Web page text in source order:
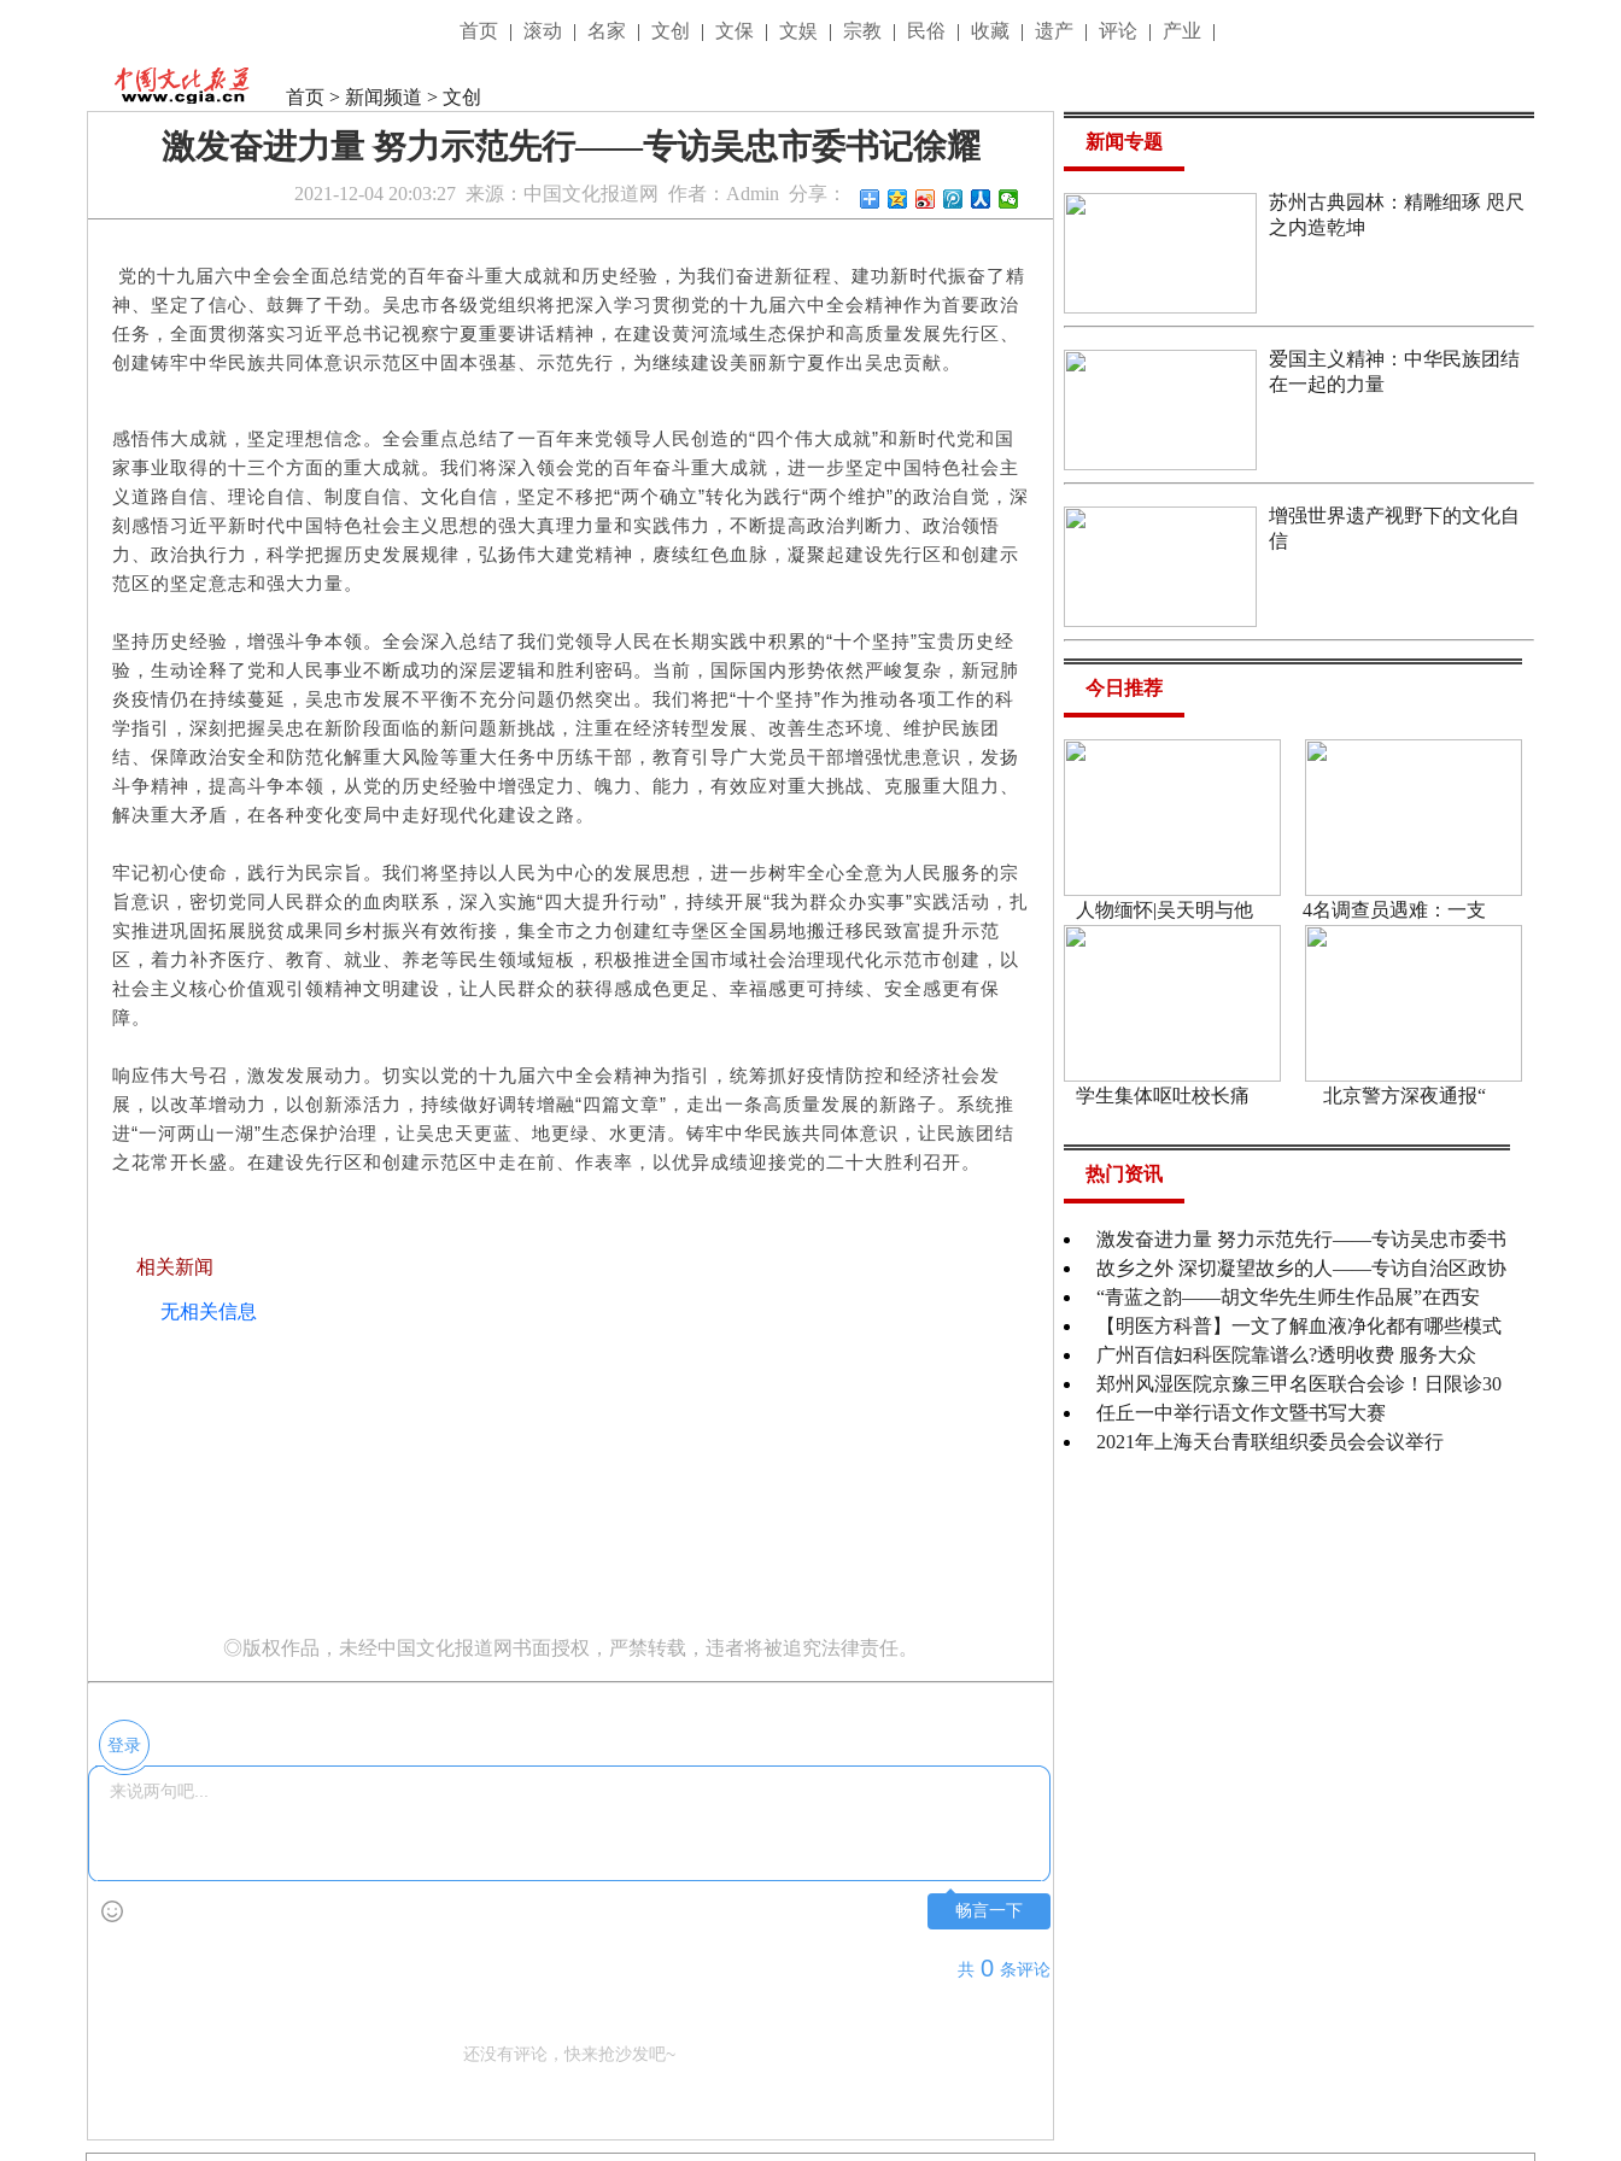
首页 | 滚动 | 名家 | 文创 | 文保 | 文娱 | 宗教 | 民俗 | 收藏 | 遗产 | 评论 | 产业 |
首页 > 新闻频道 > 文创
激发奋进力量 努力示范先行——专访吴忠市委书记徐耀
2021-12-04 20:03:27 来源： 中国文化报道网 作者： Admin 分享：
党的十九届六中全会全面总结党的百年奋斗重大成就和历史经验，为我们奋进新征程、建功新时代振奋了精
神、坚定了信心、鼓舞了干劲。吴忠市各级党组织将把深入学习贯彻党的十九届六中全会精神作为首要政治
任务，全面贯彻落实习近平总书记视察宁夏重要讲话精神，在建设黄河流域生态保护和高质量发展先行区、
创建铸牢中华民族共同体意识示范区中固本强基、示范先行，为继续建设美丽新宁夏作出吴忠贡献。
感悟伟大成就，坚定理想信念。全会重点总结了一百年来党领导人民创造的“四个伟大成就”和新时代党和国
家事业取得的十三个方面的重大成就。我们将深入领会党的百年奋斗重大成就，进一步坚定中国特色社会主
义道路自信、理论自信、制度自信、文化自信，坚定不移把“两个确立”转化为践行“两个维护”的政治自觉，深
刻感悟习近平新时代中国特色社会主义思想的强大真理力量和实践伟力，不断提高政治判断力、政治领悟
力、政治执行力，科学把握历史发展规律，弘扬伟大建党精神，赓续红色血脉，凝聚起建设先行区和创建示
范区的坚定意志和强大力量。
坚持历史经验，增强斗争本领。全会深入总结了我们党领导人民在长期实践中积累的“十个坚持”宝贵历史经
验，生动诠释了党和人民事业不断成功的深层逻辑和胜利密码。当前，国际国内形势依然严峻复杂，新冠肺
炎疫情仍在持续蔓延，吴忠市发展不平衡不充分问题仍然突出。我们将把“十个坚持”作为推动各项工作的科
学指引，深刻把握吴忠在新阶段面临的新问题新挑战，注重在经济转型发展、改善生态环境、维护民族团
结、保障政治安全和防范化解重大风险等重大任务中历练干部，教育引导广大党员干部增强忧患意识，发扬
斗争精神，提高斗争本领，从党的历史经验中增强定力、魄力、能力，有效应对重大挑战、克服重大阻力、
解决重大矛盾，在各种变化变局中走好现代化建设之路。
牢记初心使命，践行为民宗旨。我们将坚持以人民为中心的发展思想，进一步树牢全心全意为人民服务的宗
旨意识，密切党同人民群众的血肉联系，深入实施“四大提升行动”，持续开展“我为群众办实事”实践活动，扎
实推进巩固拓展脱贫成果同乡村振兴有效衔接，集全市之力创建红寺堡区全国易地搬迁移民致富提升示范
区，着力补齐医疗、教育、就业、养老等民生领域短板，积极推进全国市域社会治理现代化示范市创建，以
社会主义核心价值观引领精神文明建设，让人民群众的获得感成色更足、幸福感更可持续、安全感更有保
障。
响应伟大号召，激发发展动力。切实以党的十九届六中全会精神为指引，统筹抓好疫情防控和经济社会发
展，以改革增动力，以创新添活力，持续做好调转增融“四篇文章”，走出一条高质量发展的新路子。系统推
进“一河两山一湖”生态保护治理，让吴忠天更蓝、地更绿、水更清。铸牢中华民族共同体意识，让民族团结
之花常开长盛。在建设先行区和创建示范区中走在前、作表率，以优异成绩迎接党的二十大胜利召开。
相关新闻
无相关信息
◎版权作品，未经中国文化报道网书面授权，严禁转载，违者将被追究法律责任。
登录
畅言一下
共 0 条评论
还没有评论，快来抢沙发吧~
新闻专题
苏州古典园林：精雕细琢 咫尺
之内造乾坤
爱国主义精神：中华民族团结
在一起的力量
增强世界遗产视野下的文化自
信
今日推荐
人物缅怀|吴天明与他 4名调查员遇难：一支
学生集体呕吐校长痛 北京警方深夜通报“
热门资讯
激发奋进力量 努力示范先行——专访吴忠市委书
故乡之外 深切凝望故乡的人——专访自治区政协
“青蓝之韵——胡文华先生师生作品展”在西安
【明医方科普】一文了解血液净化都有哪些模式
广州百信妇科医院靠谱么?透明收费 服务大众
郑州风湿医院京豫三甲名医联合会诊！日限诊30
任丘一中举行语文作文暨书写大赛
2021年上海天台青联组织委员会会议举行